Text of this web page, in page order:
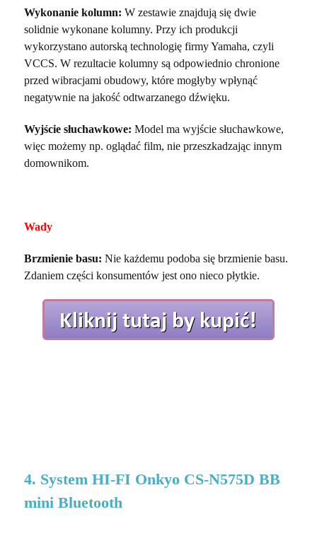
Wykonanie kolumn: W zestawie znajdują się dwie
solidnie wykonane kolumny. Przy ich produkcji
wykorzystano autorską technologię firmy Yamaha, czyli
VCCS. W rezultacie kolumny są odpowiednio chronione
przed wibracjami obudowy, które mogłyby wpłynąć
negatywnie na jakość odtwarzanego dźwięku.
Wyjście słuchawkowe: Model ma wyjście słuchawkowe,
więc możemy np. oglądać film, nie przeszkadzając innym
domownikom.
Wady
Brzmienie basu: Nie każdemu podoba się brzmienie basu.
Zdaniem części konsumentów jest ono nieco płytkie.
4. System HI-FI Onkyo CS-N575D BB
mini Bluetooth